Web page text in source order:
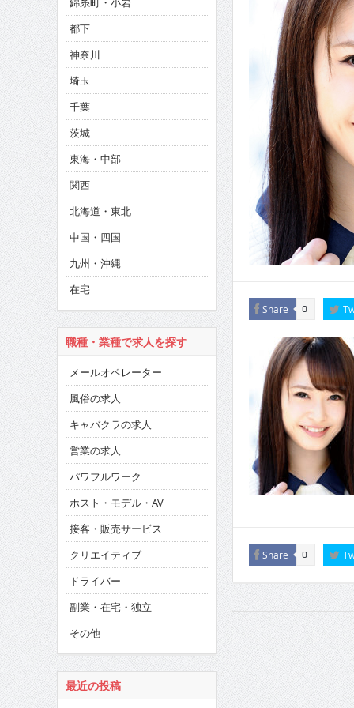
CINEMA×STYLE 286号
CINEMA×STYLE 285号
CINEMA×STYLE 294号
Share 0
Share 0
都下
神奈川
埼玉
千葉
茨城
東海・中部
関西
北海道・東北
中国・四国
九州・沖縄
在宅
職種・業種で求人を探す
メールオペレーター
風俗の求人
キャバクラの求人
営業の求人
パワフルワーク
ホスト・モデル・AV
接客・販売サービス
クリエイティブ
ドライバー
副業・在宅・独立
その他
最近の投稿